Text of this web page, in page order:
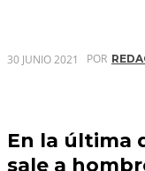
30 JUNIO 2021 POR
En la última
sale a